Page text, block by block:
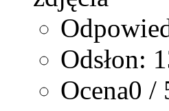
Odsłon:
Ocena0 /